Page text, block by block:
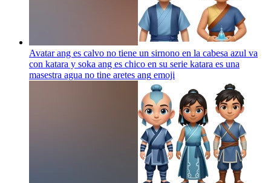
Avatar ang es calvo no tiene un sirnono en la cabesa azul va
con katara y soka ang es chico en su serie katara es una
masestra agua no tine aretes ang emoji